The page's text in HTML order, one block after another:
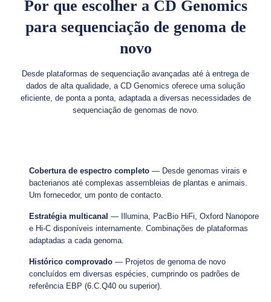
Por que escolher a CD Genomics
para sequenciação de genoma de
novo
Desde plataformas de sequenciação avançadas até à entrega de
dados de alta qualidade, a CD Genomics oferece uma solução
eficiente, de ponta a ponta, adaptada a diversas necessidades de
sequenciação de genomas de novo.
Cobertura de espectro completo — Desde genomas virais e
bacterianos até complexas assembleias de plantas e animais.
Um fornecedor, um ponto de contacto.
Estratégia multicanal — Illumina, PacBio HiFi, Oxford Nanopore
e Hi-C disponíveis internamente. Combinações de plataformas
adaptadas a cada genoma.
Histórico comprovado — Projetos de genoma de novo
concluídos em diversas espécies, cumprindo os padrões de
referência EBP (6.C.Q40 ou superior).